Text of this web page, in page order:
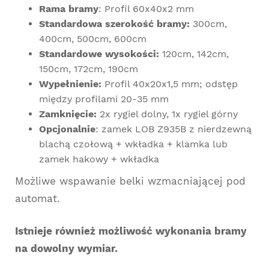
Rama bramy: Profil 60x40x2 mm
Standardowa szerokość bramy: 300cm,
400cm, 500cm, 600cm
Standardowe wysokości: 120cm, 142cm,
150cm, 172cm, 190cm
Wypełnienie: Profil 40x20x1,5 mm; odstęp
między profilami 20-35 mm
Zamknięcie: 2x rygiel dolny, 1x rygiel górny
Opcjonalnie: zamek LOB Z935B z nierdzewną
blachą czołową + wkładka + klamka lub
zamek hakowy + wkładka
Możliwe wspawanie belki wzmacniającej pod
automat.
Istnieje również możliwość wykonania bramy
na dowolny wymiar.